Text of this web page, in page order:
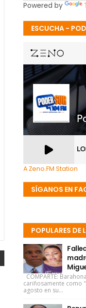
Powered by
ESCUCHA -
A Zeno.FM Station
SÍGANOS EN
POPULARES DE
COMPARTE:
cariñosamente como
agosto en su...